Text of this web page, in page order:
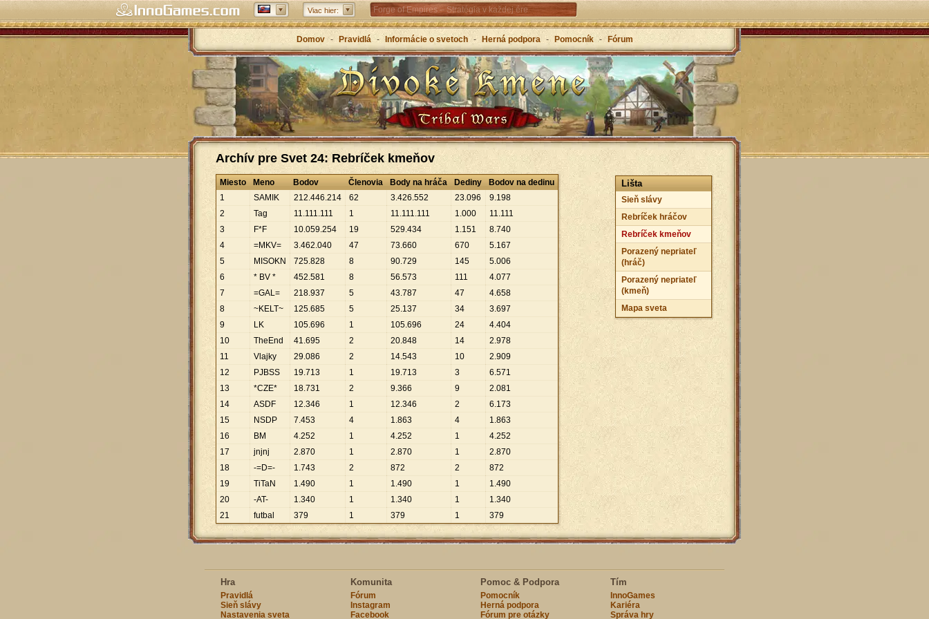
Viac hier: Forge of Empires – Stratégia v každej ére
Grepolis – Vybuduj si svoje impérium v starom
Grécku
Domov - Pravidlá - Informácie o svetoch - Herná podpora - Pomocník - Fórum
Archív pre Svet 24: Rebríček kmeňov
Lišta
Sieň slávy
Rebríček hráčov
Rebríček kmeňov
Porazený nepriateľ
(hráč)
Porazený nepriateľ
(kmeň)
Mapa sveta
Miesto Meno Bodov Členovia Body na hráča Dediny
Bodov na dedinu
1
SAMIK 212.446.214 62 3.426.552 23.096 9.198
2
Tag 11.111.111 1 11.111.111 1.000 11.111
3
F*F 10.059.254 19 529.434 1.151 8.740
4
=MKV= 3.462.040 47 73.660 670 5.167
5
MISOKN 725.828 8 90.729 145 5.006
6
* BV * 452.581 8 56.573 111 4.077
7
=GAL= 218.937 5 43.787 47 4.658
8
~KELT~ 125.685 5 25.137 34 3.697
9
LK 105.696 1 105.696 24 4.404
10
TheEnd 41.695 2 20.848 14 2.978
11
Vlajky 29.086 2 14.543 10 2.909
12
PJBSS 19.713 1 19.713 3 6.571
13
*CZE* 18.731 2 9.366 9 2.081
14
ASDF 12.346 1 12.346 2 6.173
15
NSDP 7.453 4 1.863 4 1.863
16
BM 4.252 1 4.252 1 4.252
17
jnjnj 2.870 1 2.870 1 2.870
18
-=D=- 1.743 2 872 2
872
19
TiTaN 1.490 1 1.490 1 1.490
20
-AT- 1.340 1 1.340 1 1.340
21
futbal 379 1 379 1 379
Hra
Pravidlá
Sieň slávy
Nastavenia sveta
Komunita
Fórum
Instagram
Facebook
Pomoc & Podpora
Pomocník
Herná podpora
Fórum pre otázky
Tím
InnoGames
Kariéra
Správa hry